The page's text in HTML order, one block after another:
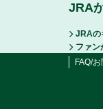
JRA
JRAの
ファン
FAQ/